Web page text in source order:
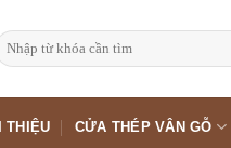
THIỆU CỬA THÉP VÂN GỖ